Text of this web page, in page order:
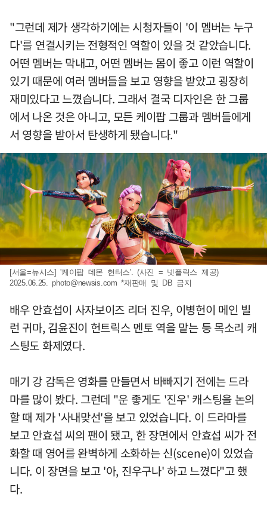
"그런데 제가 생각하기에는 시청자들이 '이 멤버는 누구
다'를 연결시키는 전형적인 역할이 있을 것 같았습니다.
어떤 멤버는 막내고, 어떤 멤버는 몸이 좋고 이런 역할이
있기 때문에 여러 멤버들을 보고 영향을 받았고 굉장히
재미있다고 느꼈습니다. 그래서 결국 디자인은 한 그룹
에서 나온 것은 아니고, 모든 케이팝 그룹과 멤버들에게
서 영향을 받아서 탄생하게 됐습니다."
[서울=뉴시스] '케이팝 데몬 헌터스'. (사진 = 넷플릭스 제공)
2025.06.25.photo@newsis.com *재판매 및 DB 금지
배우 안효섭이 사자보이즈 리더 진우, 이병헌이 메인 빌
런 귀마, 김윤진이 헌트릭스 멘토 역을 맡는 등 목소리 캐
스팅도 화제였다.
매기 강 감독은 영화를 만들면서 바빠지기 전에는 드라
마를 많이 봤다. 그런데 "운 좋게도 '진우' 캐스팅을 논의
할 때 제가 '사내맞선'을 보고 있었습니다. 이 드라마를
보고 안효섭 씨의 팬이 됐고, 한 장면에서 안효섭 씨가 전
화할 때 영어를 완벽하게 소화하는 신(scene)이 있었습
니다. 이 장면을 보고 '아, 진우구나' 하고 느꼈다"고 했
다.